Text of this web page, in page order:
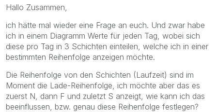
Hallo Zusammen,
ich hätte mal wieder eine Frage an euch. Und zwar habe
ich in einem Diagramm Werte für jeden Tag, wobei sich
diese pro Tag in 3 Schichten einteilen, welche ich in einer
bestimmten Reihenfolge anzeigen möchte.
Die Reihenfolge von den Schichten (Laufzeit) sind im
Moment die Lade-Reihenfolge, ich möchte aber das es
zuerst N, dann F und zuletzt S anzeigt, wie kann ich das
beeinflussen, bzw. genau diese Reihenfolge festlegen?